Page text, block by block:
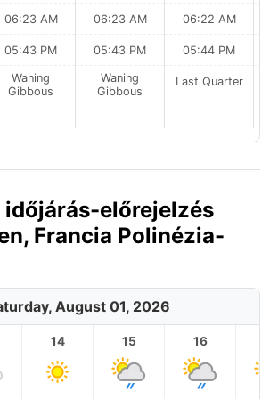
06:23 AM
05:43 PM
Waning
Gibbous
06:23 AM
05:43 PM
Waning
Gibbous
06:22 AM
05:44 PM
Last Quarter
időjárás-előrejelzés
Francia Polinézia-
August 01, 2026
14 15 16